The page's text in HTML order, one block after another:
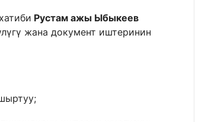
Рустам ажы Ыбыкеев
жана документ иштеринин